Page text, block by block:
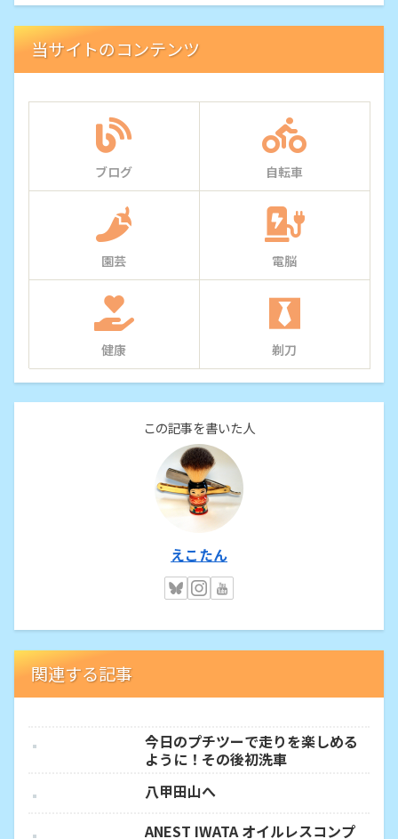
当サイトのコンテンツ
ブログ 自転車
園芸 電脳
健康 剃刀
この記事を書いた人
えこたん
関連する記事
今日のプチツーで走りを楽しめる
ように！その後初洗車
八甲田山へ
ANEST IWATA オイルレスコンプ